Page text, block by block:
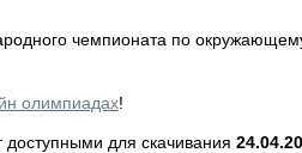
чемпионата по
олимпиадах!
для скачивания